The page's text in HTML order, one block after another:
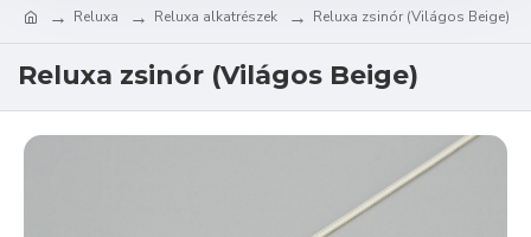
Reluxa Reluxa alkatrészek Reluxa zsinór (Világos Beige)
Reluxa zsinór (Világos Beige)